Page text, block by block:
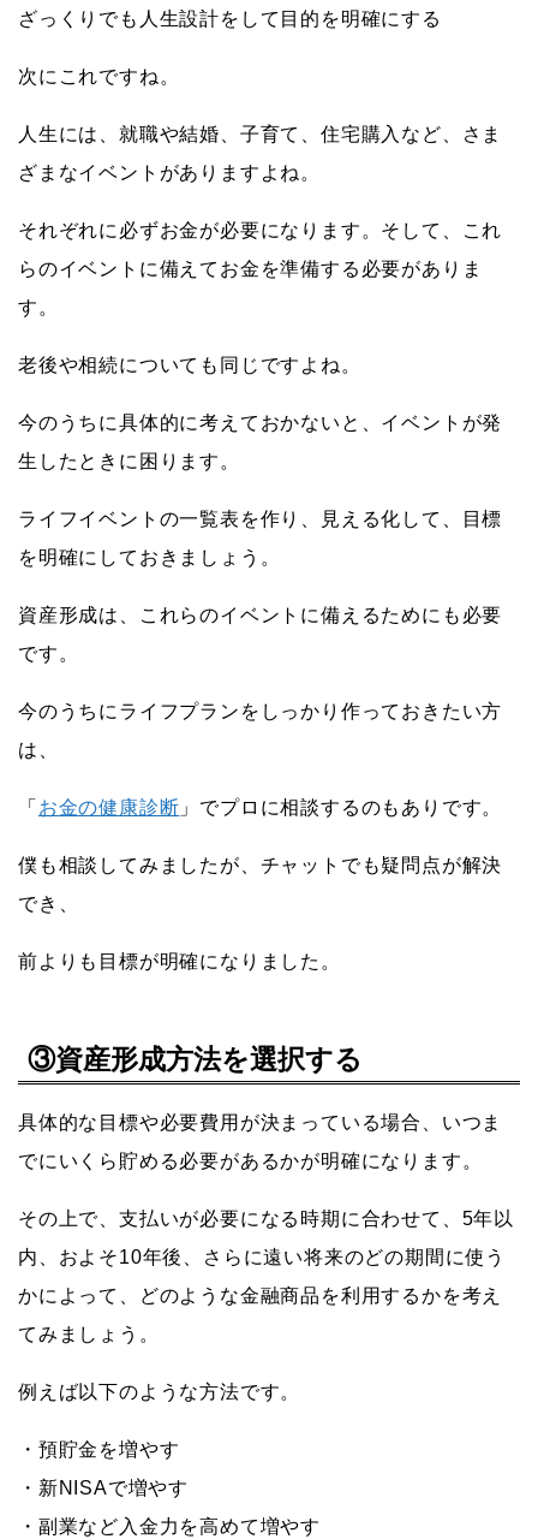
ざっくりでも人生設計をして目的を明確にする
次にこれですね。
人生には、就職や結婚、子育て、住宅購入など、さま
ざまなイベントがありますよね。
それぞれに必ずお金が必要になります。そして、これ
らのイベントに備えてお金を準備する必要がありま
す。
老後や相続についても同じですよね。
今のうちに具体的に考えておかないと、イベントが発
生したときに困ります。
ライフイベントの一覧表を作り、見える化して、目標
を明確にしておきましょう。
資産形成は、これらのイベントに備えるためにも必要
です。
今のうちにライフプランをしっかり作っておきたい方
は、
「 お金の健康診断 」でプロに相談するのもありです。
僕も相談してみましたが、チャットでも疑問点が解決
でき、
前よりも目標が明確になりました。
③資産形成方法を選択する
具体的な目標や必要費用が決まっている場合、いつま
でにいくら貯める必要があるかが明確になります。
その上で、支払いが必要になる時期に合わせて、5年以
内、およそ10年後、さらに遠い将来のどの期間に使う
かによって、どのような金融商品を利用するかを考え
てみましょう。
例えば以下のような方法です。
・預貯金を増やす
・新NISAで増やす
・副業など入金力を高めて増やす